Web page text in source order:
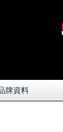
牌資料